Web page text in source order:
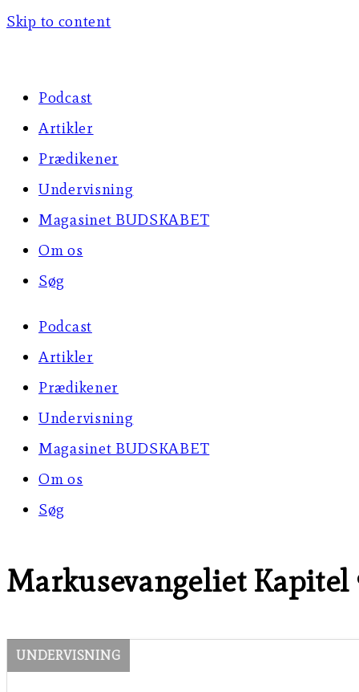
Skip to content
Podcast
Artikler
Prædikener
Undervisning
Magasinet BUDSKABET
Om os
Søg
Podcast
Artikler
Prædikener
Undervisning
Magasinet BUDSKABET
Om os
Søg
Markusevangeliet Kapitel
UNDERVISNING